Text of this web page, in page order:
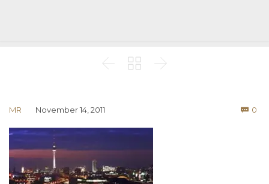
  
MR November 14, 2011  0